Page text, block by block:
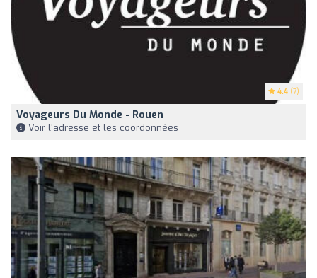
4.4 (7)
Voyageurs Du Monde - Rouen
Voir l'adresse et les coordonnées